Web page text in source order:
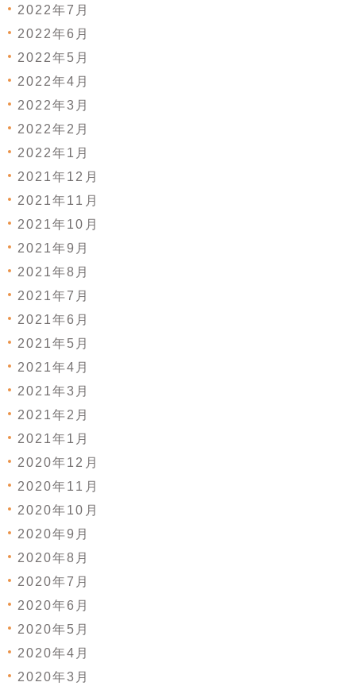
2022年7月
2022年6月
2022年5月
2022年4月
2022年3月
2022年2月
2022年1月
2021年12月
2021年11月
2021年10月
2021年9月
2021年8月
2021年7月
2021年6月
2021年5月
2021年4月
2021年3月
2021年2月
2021年1月
2020年12月
2020年11月
2020年10月
2020年9月
2020年8月
2020年7月
2020年6月
2020年5月
2020年4月
2020年3月